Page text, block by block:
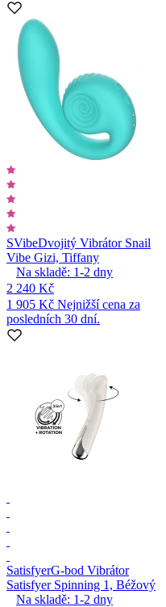
SVibeDvojitý Vibrátor Snail
Vibe Gizi, Tiffany
Na skladě: 1-2 dny
2 240 Kč
1 905 Kč Nejnižší cena za
posledních 30 dní.
SatisfyerG-bod Vibrátor
Satisfyer Spinning 1, Béžový
Na skladě: 1-2 dny